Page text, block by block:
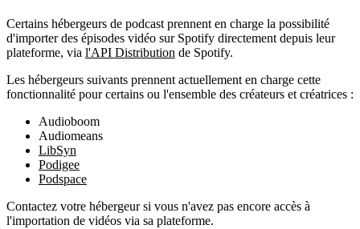
Certains hébergeurs de podcast prennent en charge la possibilité
d'importer des épisodes vidéo sur Spotify directement depuis leur
plateforme, via l'API Distribution de Spotify.
Les hébergeurs suivants prennent actuellement en charge cette
fonctionnalité pour certains ou l'ensemble des créateurs et créatrices :
Audioboom
Audiomeans
LibSyn
Podigee
Podspace
Contactez votre hébergeur si vous n'avez pas encore accès à
l'importation de vidéos via sa plateforme.